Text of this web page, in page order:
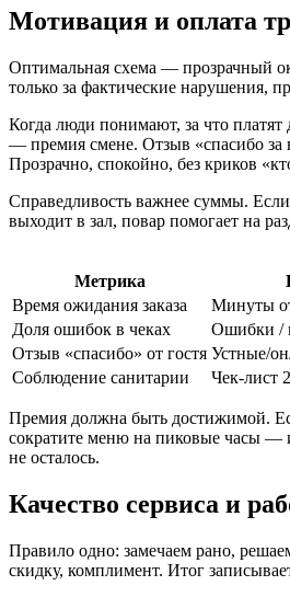
Мотивация и оплата
Оптимальная схема — прозрачный
только за фактические нарушения,
Когда люди понимают, за что платят
— премия смене. Отзыв «спасибо за
Прозрачно, спокойно, без криков
Справедливость важнее суммы. Если
выходит в зал, повар помогает на
Метрика
Время ожидания заказа
Минуты
Доля ошибок в чеках
Ошибки /
Отзыв «спасибо» от гостя Устные/
Соблюдение санитарии
Чек-лист
Премия должна быть достижимой.
сократите меню на пиковые часы —
не осталось.
Качество сервиса и
Правило одно: замечаем рано,
скидку, комплимент. Итог